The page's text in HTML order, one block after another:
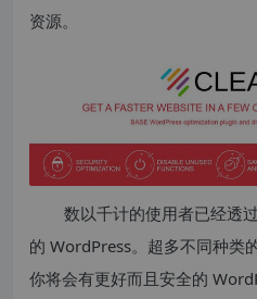
资源。
数以千计的使用者已经透过
的 WordPress。超多不同种类
你将会有更好而且安全的